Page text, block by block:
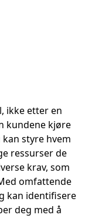
ikke etter en
kundene kjøre
styre hvem
ressurser de
krav, som
omfattende
kan identifisere
deg med å